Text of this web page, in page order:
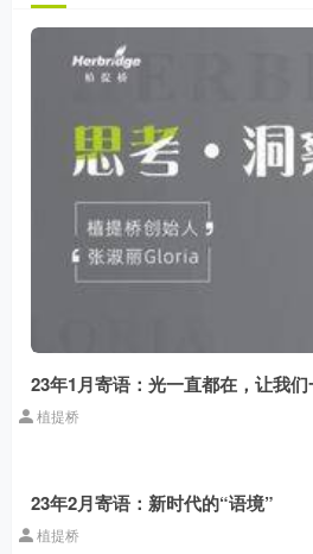
23年1月寄语：光一直都在，让我
植提桥
23年2月寄语：新时代的“语境”
植提桥